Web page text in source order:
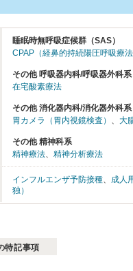
睡眠時無呼吸症候群（SAS）
CPAP（経鼻的持続陽圧呼吸療
その他 呼吸器内科/呼吸器外科系
在宅酸素療法
その他 消化器内科/消化器外科系
胃カメラ（胃内視鏡検査） 、 大
その他 精神科系
精神療法、 精神分析療法
インフルエンザ予防接種、 成人
独）
特記事項